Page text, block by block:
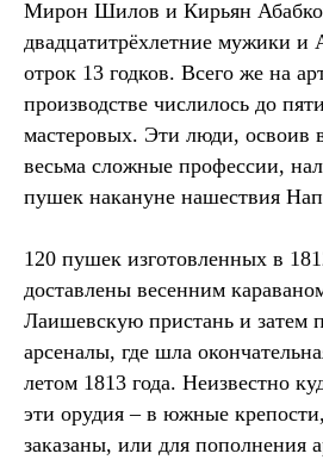
Мирон Шилов и Кирьян
двадцатитрёхлетние мужики и
отрок 13 годков. Всего же на
производстве числилось до
мастеровых. Эти люди, освоив
весьма сложные профессии,
пушек накануне нашествия
120 пушек изготовленных в
доставлены весенним
Лаишевскую пристань и затем
арсеналы, где шла
летом 1813 года. Неизвестно
эти орудия – в южные
заказаны, или для пополнения